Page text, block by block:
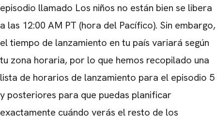
episodio llamado Los niños no están bien se libera
a las 12:00 AM PT (hora del Pacífico). Sin embargo,
el tiempo de lanzamiento en tu país variará según
tu zona horaria, por lo que hemos recopilado una
lista de horarios de lanzamiento para el episodio 5
y posteriores para que puedas planificar
exactamente cuándo verás el resto de los